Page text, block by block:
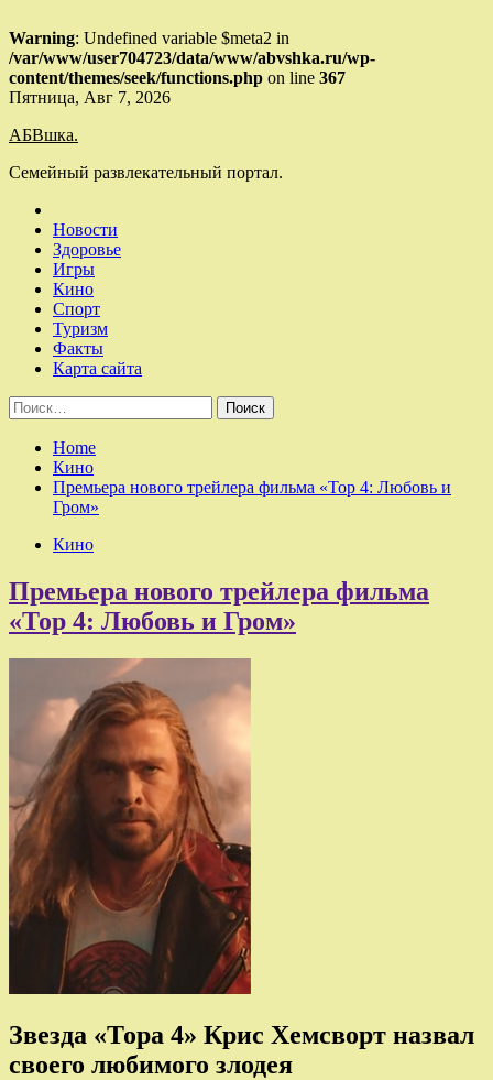
Warning: Undefined variable $meta2 in
/var/www/user704723/data/www/abvshka.ru/wp-
content/themes/seek/functions.php on line 367
Skip
content
Пятница, Авг 7, 2026
АБВшка.
Семейный развлекательный портал.
Новости
Здоровье
Игры
Кино
Спорт
Туризм
Факты
Карта сайта
Найти:
Home
Кино
Премьера нового трейлера фильма «Тор 4: Любовь и
Гром»
Кино
Премьера нового трейлера фильма
«Тор 4: Любовь и Гром»
Звезда «Тора 4» Крис Хемсворт назвал
своего любимого злодея